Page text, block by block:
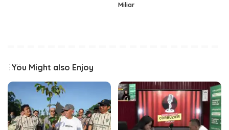
Miliar
You Might also Enjoy